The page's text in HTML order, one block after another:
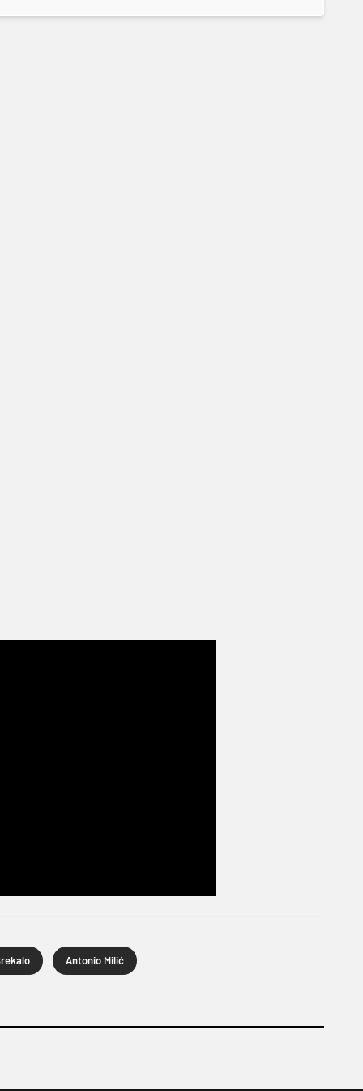
Antonio Milić